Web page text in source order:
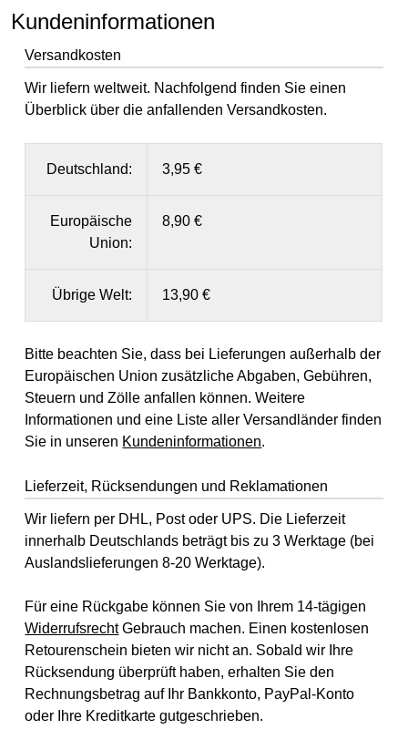
Kundeninformationen
Versandkosten
Wir liefern weltweit. Nachfolgend finden Sie einen
Überblick über die anfallenden Versandkosten.
Deutschland: 3,95 €
Europäische
Union:
8,90 €
Übrige Welt: 13,90 €
Bitte beachten Sie, dass bei Lieferungen außerhalb der
Europäischen Union zusätzliche Abgaben, Gebühren,
Steuern und Zölle anfallen können. Weitere
Informationen und eine Liste aller Versandländer finden
Sie in unseren Kundeninformationen.
Lieferzeit, Rücksendungen und Reklamationen
Wir liefern per DHL, Post oder UPS. Die Lieferzeit
innerhalb Deutschlands beträgt bis zu 3 Werktage (bei
Auslandslieferungen 8-20 Werktage).
Für eine Rückgabe können Sie von Ihrem 14-tägigen
WiderrufsrechtGebrauch machen. Einen kostenlosen
Retourenschein bieten wir nicht an. Sobald wir Ihre
Rücksendung überprüft haben, erhalten Sie den
Rechnungsbetrag auf Ihr Bankkonto, PayPal-Konto
oder Ihre Kreditkarte gutgeschrieben.